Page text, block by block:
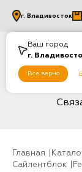
Ваш город
г.
Все верно
г. Владивосток
Главная
Сайлентблок